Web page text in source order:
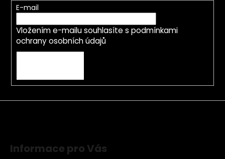
E-mail
Vložením e-mailu souhlasíte s podmínkami
ochrany osobních údajů
Informace pro Vás